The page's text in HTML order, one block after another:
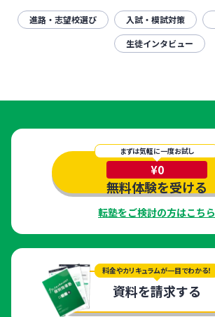
進路・志望校選び 入試・模試対策
生徒インタビュー
まずは気軽に一度お試し
¥0
無料体験を受ける
転塾をご検討の方はこちら
料金やカリキュラムが一目でわかる！
資料を請求する